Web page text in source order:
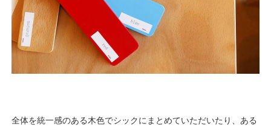
全体を統一感のある木色でシックにまとめていただいたり、ある